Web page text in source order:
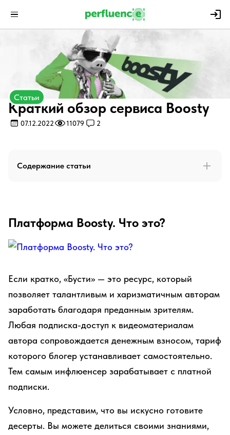
Статьи
Краткий обзор сервиса Boosty
07.12.2022 11079 2
Содержание статьи
Платформа Boosty. Что это?
Если кратко, «Бусти» — это ресурс, который
позволяет талантливым и харизматичным авторам
заработать благодаря преданным зрителям.
Любая подписка-доступ к видеоматериалам
автора сопровождается денежным взносом, тариф
которого блогер устанавливает самостоятельно.
Тем самым инфлюенсер зарабатывает с платной
подписки.
Условно, представим, что вы искусно готовите
десерты. Вы можете делиться своими знаниями,